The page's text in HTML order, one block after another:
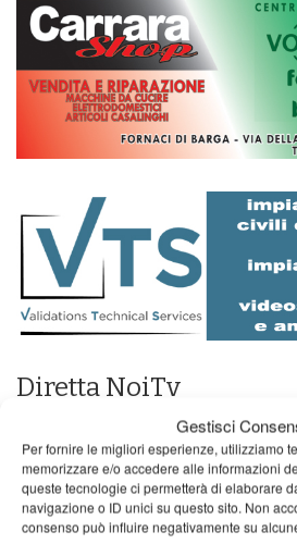
Gestisci
Per fornire le migliori esperienze, utilizziamo
memorizzare e/o accedere alle informazioni
queste tecnologie ci permetterà di elaborare
navigazione o ID unici su questo sito. Non
consenso può influire negativamente su
Diretta NoiTv